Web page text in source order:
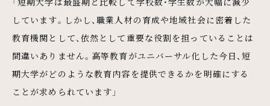
しています。しかし、職業人材の育成や地域社会に密着した
教育機関として、依然として重要な役割を担っていることは
間違いありません。高等教育がユニバーサル化した今日、短
期大学がどのような教育内容を提供できるかを明確にする
ことが求められています」